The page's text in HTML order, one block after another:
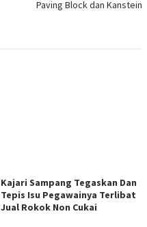
Paving Block dan Kanstein
Kajari Sampang Tegaskan Dan
Tepis Isu Pegawainya Terlibat
Jual Rokok Non Cukai